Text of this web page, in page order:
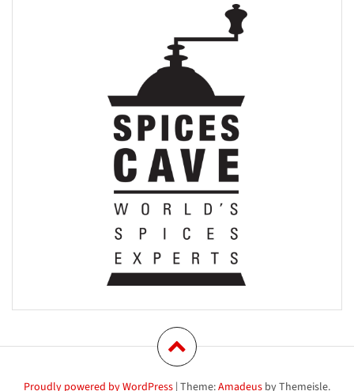
Proudly powered by WordPress | Theme:Amadeus by Themeisle.